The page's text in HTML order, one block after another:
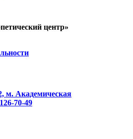
центр»
м. Академическая
126-70-49